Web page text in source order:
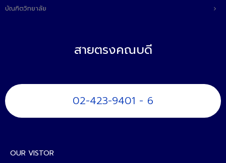
บัณฑิตวิทยาลัย
สายตรงคณบดี
02-423-9401 - 6
OUR VISTOR